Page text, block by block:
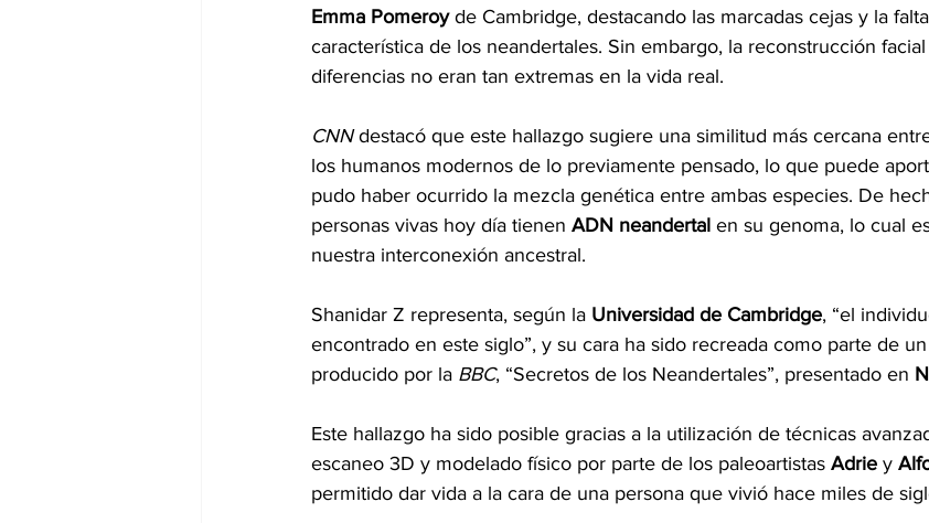
Emma Pomeroy de Cambridge, destacando las marcadas cejas y la
característica de los neandertales. Sin embargo, la reconstrucción
diferencias no eran tan extremas en la vida real.
CNN destacó que este hallazgo sugiere una similitud más cercana
los humanos modernos de lo previamente pensado, lo que puede
pudo haber ocurrido la mezcla genética entre ambas especies. De
personas vivas hoy día tienen ADN neandertal en su genoma, lo cual
nuestra interconexión ancestral.
Shanidar Z representa, según la Universidad de Cambridge, “el
encontrado en este siglo”, y su cara ha sido recreada como parte de
producido por la BBC, “Secretos de los Neandertales”, presentado en
Este hallazgo ha sido posible gracias a la utilización de técnicas
escaneo 3D y modelado físico por parte de los paleoartistas Adrie y
permitido dar vida a la cara de una persona que vivió hace miles de